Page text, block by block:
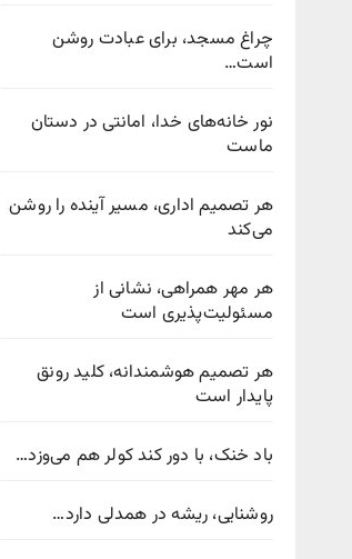
چراغ مسجد، برای عبادت روشن
است…
نور خانه‌های خدا، امانتی در دستان
ماست
هر تصمیم اداری، مسیر آینده را روشن
می‌کند
هر مهر همراهی، نشانی از
مسئولیت‌پذیری است
هر تصمیم هوشمندانه، کلید رونق
پایدار است
باد خنک، با دور کند کولر هم می‌وزد…
روشنایی، ریشه در همدلی دارد…